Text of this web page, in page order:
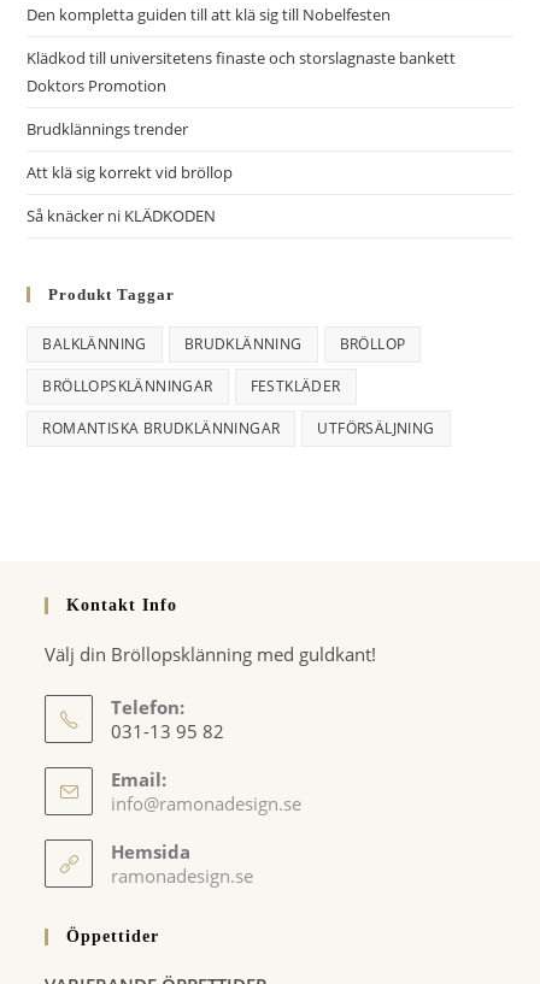
Den kompletta guiden till att klä sig till Nobelfesten
Klädkod till universitetens finaste och storslagnaste bankett
Doktors Promotion
Brudklännings trender
Att klä sig korrekt vid bröllop
Så knäcker ni KLÄDKODEN
Produkt Taggar
BALKLÄNNING BRUDKLÄNNING BRÖLLOP
BRÖLLOPSKLÄNNINGAR FESTKLÄDER
ROMANTISKA BRUDKLÄNNINGAR UTFÖRSÄLJNING
Kontakt Info
Välj din Bröllopsklänning med guldkant!
Telefon:
031-13 95 82
Email:
info@ramonadesign.seOpens
Hemsida
ramonadesign.se
Öppettider